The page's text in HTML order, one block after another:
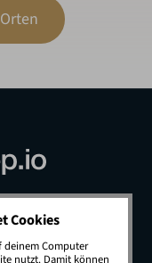
reserved.
Cookies
deinem Computer
nutzt. Damit können